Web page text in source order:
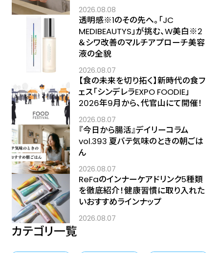
2026.08.08
透明感※1のその先へ――。「JC
MEDIBEAUTYS」が挑む、W美白※2
＆シワ改善のマルチアプローチ美容
液の全貌
2026.08.07
【食の未来を切り拓く】新時代の食フ
ェス「シンデレラEXPO FOODIE」
2026年9月から、代官山にて開催！
2026.08.07
『今日から腸活』デイリーコラム
vol.393 夏バテ気味のときの朝ごは
ん
2026.08.07
ReFaのインナーケアドリンク5種類
を徹底紹介！健康習慣に取り入れた
いおすすめラインナップ
2026.08.07
カテゴリ一覧